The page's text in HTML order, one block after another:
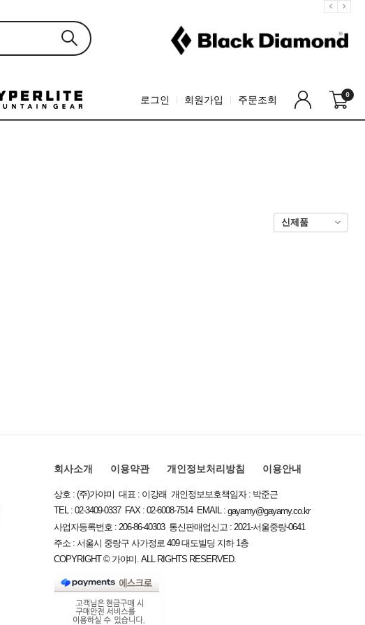
로그인 회원가입 주문조회 0
회사소개 이용약관 개인정보처리방침 이용안내
상호 : (주)가야미 대표 : 이강래 개인정보보호책임자 : 박준근
TEL : 02-3409-0337 FAX : 02-6008-7514 EMAIL :gayamy@gayamy.co.kr
사업자등록번호 : 206-86-40303 통신판매업신고 : 2021-서울중랑-0641
주소 : 서울시 중랑구 사가정로 409 대도빌딩 지하 1층
COPYRIGHT © 가야미. ALL RIGHTS RESERVED.